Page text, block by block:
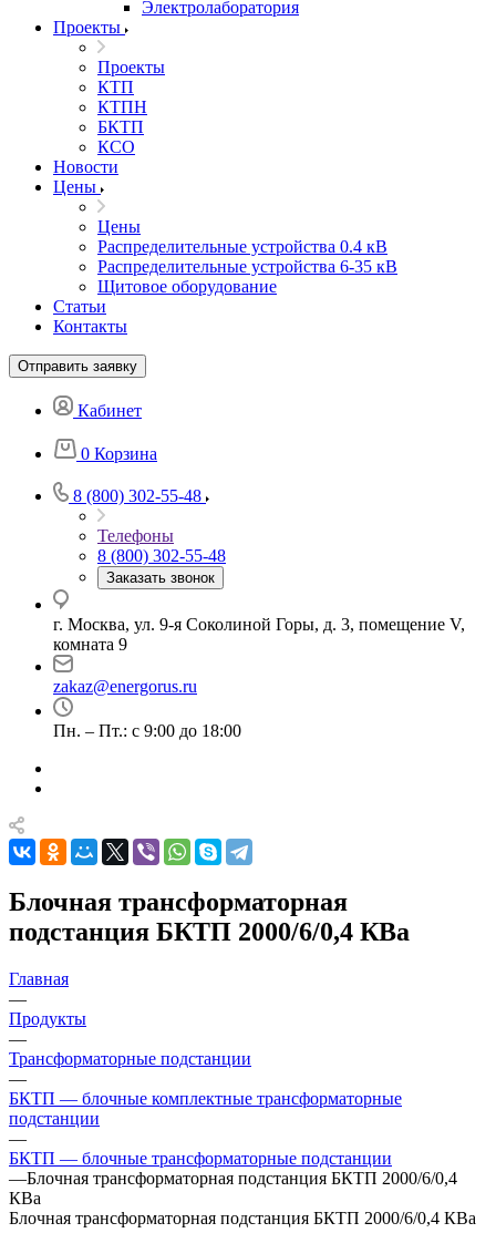
Электролаборатория
Проекты
Проекты
КТП
КТПН
БКТП
КСО
Новости
Цены
Цены
Распределительные устройства 0.4 кВ
Распределительные устройства 6-35 кВ
Щитовое оборудование
Статьи
Контакты
Отправить заявку
Кабинет
0 Корзина
8 (800) 302-55-48
Телефоны
8 (800) 302-55-48
Заказать звонок
г. Москва, ул. 9-я Соколиной Горы, д. 3, помещение V,
комната 9
zakaz@energorus.ru
Пн. – Пт.: с 9:00 до 18:00
Блочная трансформаторная
подстанция БКТП 2000/6/0,4 КВа
Главная
—
Продукты
—
Трансформаторные подстанции
—
БКТП — блочные комплектные трансформаторные
подстанции
—
БКТП — блочные трансформаторные подстанции
—Блочная трансформаторная подстанция БКТП 2000/6/0,4
КВа
Блочная трансформаторная подстанция БКТП 2000/6/0,4 КВа